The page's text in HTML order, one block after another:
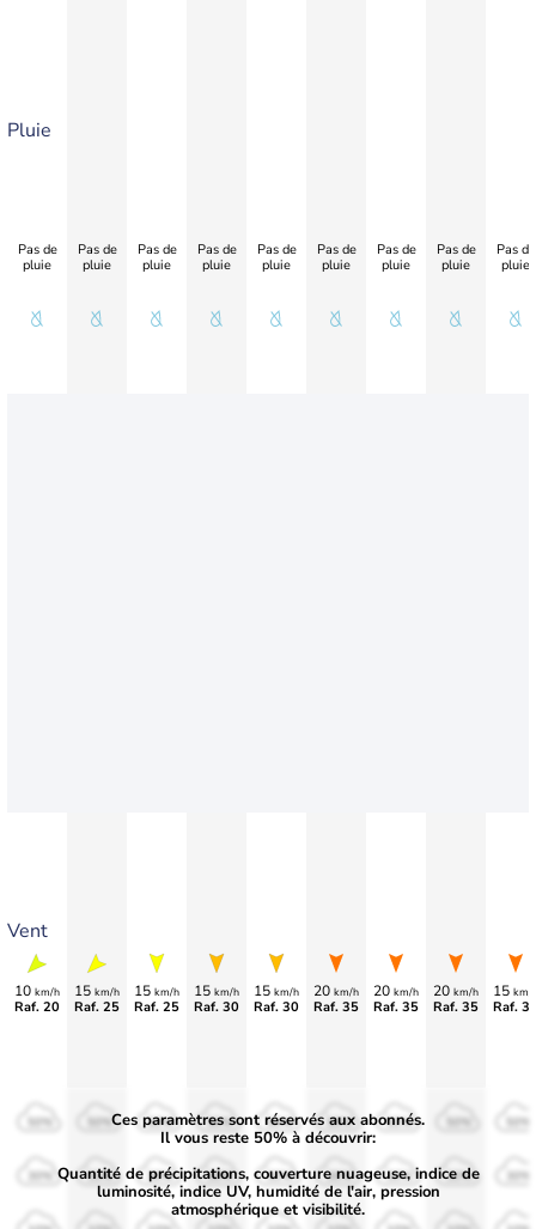
Pluie
Vent
Pas de
pluie
10 km/h
Raf. 20
Pas de
pluie
15 km/h
Raf. 25
Pas de
pluie
15 km/h
Raf. 25
Pas de
pluie
15 km/h
Raf. 30
Pas de
pluie
15 km/h
Raf. 30
Pas de
pluie
20 km/h
Raf. 35
Pas de
pluie
20 km/h
Raf. 35
Pas de
pluie
20 km/h
Raf. 35
Pas de
pluie
15 km/
Raf.
50%
30%
50%
30%
50%
30%
50%
30%
50%
30%
50%
30%
50%
30% 30% 30%
Ces paramètres sont réservés aux abonnés.
Il vous reste 50% à découvrir:
Quantité de précipitations, couverture nuageuse, indice de
luminosité, indice UV, humidité de l'air, pression
atmosphérique et visibilité.